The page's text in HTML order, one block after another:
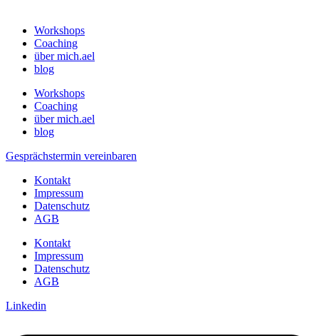
Workshops
Coaching
über mich.ael
blog
Workshops
Coaching
über mich.ael
blog
Gesprächstermin vereinbaren
Kontakt
Impressum
Datenschutz
AGB
Kontakt
Impressum
Datenschutz
AGB
Linkedin